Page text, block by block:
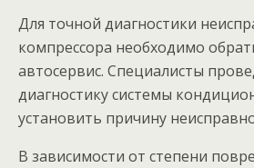
Для точной диагностики
компрессора необходимо
автосервис. Специалисты
диагностику системы
установить причину
В зависимости от степени